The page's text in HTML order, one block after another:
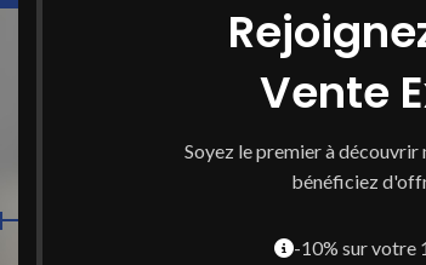
Vente
Soyez le premier à
bénéficiez
-10% sur votre